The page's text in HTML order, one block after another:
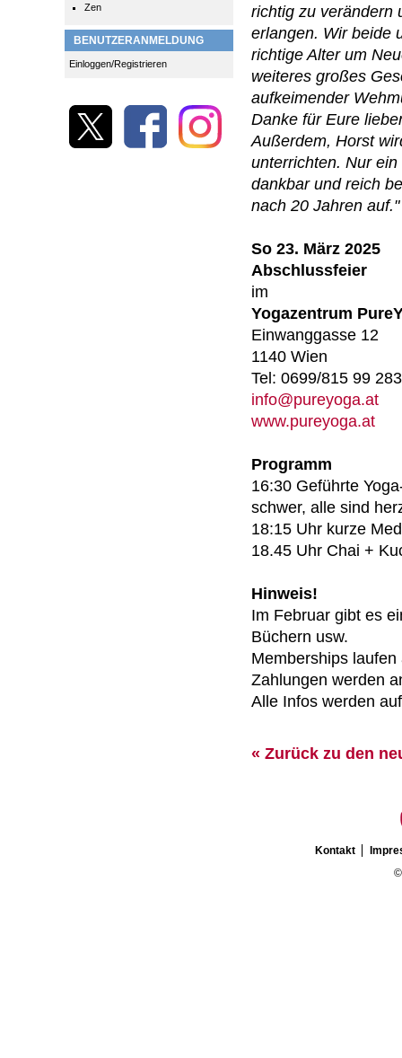
Zen
BENUTZERANMELDUNG
Einloggen/Registrieren
richtig zu verändern
erlangen. Wir beide
richtige Alter um
weiteres großes
aufkeimender
Danke für Eure
Außerdem, Horst
unterrichten. Nur
dankbar und reich
nach 20 Jahren auf."
So 23. März 2025
Abschlussfeier
im
Yogazentrum
Einwanggasse 12
1140 Wien
Tel: 0699/815 99 283
info@pureyoga.at
www.pureyoga.at
Programm
16:30 Geführte
schwer, alle sind
18:15 Uhr kurze
18.45 Uhr Chai +
Hinweis!
Im Februar gibt es
Büchern usw.
Memberships
Zahlungen werden
Alle Infos werden
« Zurück zu den
Kontakt
©